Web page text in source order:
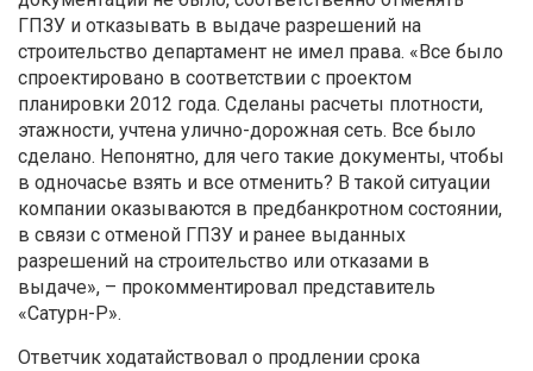
ГПЗУ и отказывать в выдаче разрешений на
строительство департамент не имел права. «Все было
спроектировано в соответствии с проектом
планировки 2012 года. Сделаны расчеты плотности,
этажности, учтена улично-дорожная сеть. Все было
сделано. Непонятно, для чего такие документы, чтобы
в одночасье взять и все отменить? В такой ситуации
компании оказываются в предбанкротном состоянии,
в связи с отменой ГПЗУ и ранее выданных
разрешений на строительство или отказами в
выдаче», – прокомментировал представитель
«Сатурн-Р».
Ответчик ходатайствовал о продлении срока